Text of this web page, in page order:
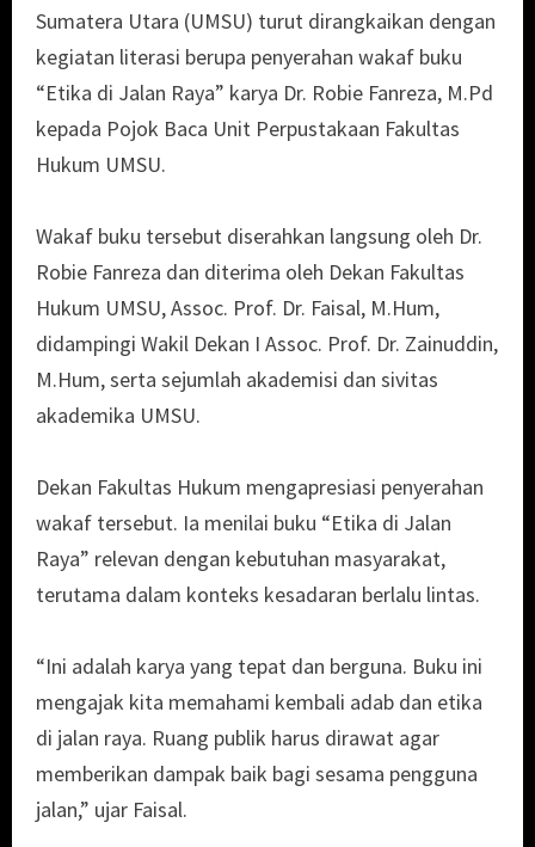
Sumatera Utara (UMSU) turut dirangkaikan dengan
kegiatan literasi berupa penyerahan wakaf buku
“Etika di Jalan Raya” karya Dr. Robie Fanreza, M.Pd
kepada Pojok Baca Unit Perpustakaan Fakultas
Hukum UMSU.
Wakaf buku tersebut diserahkan langsung oleh Dr.
Robie Fanreza dan diterima oleh Dekan Fakultas
Hukum UMSU, Assoc. Prof. Dr. Faisal, M.Hum,
didampingi Wakil Dekan I Assoc. Prof. Dr. Zainuddin,
M.Hum, serta sejumlah akademisi dan sivitas
akademika UMSU.
Dekan Fakultas Hukum mengapresiasi penyerahan
wakaf tersebut. Ia menilai buku “Etika di Jalan
Raya” relevan dengan kebutuhan masyarakat,
terutama dalam konteks kesadaran berlalu lintas.
“Ini adalah karya yang tepat dan berguna. Buku ini
mengajak kita memahami kembali adab dan etika
di jalan raya. Ruang publik harus dirawat agar
memberikan dampak baik bagi sesama pengguna
jalan,” ujar Faisal.